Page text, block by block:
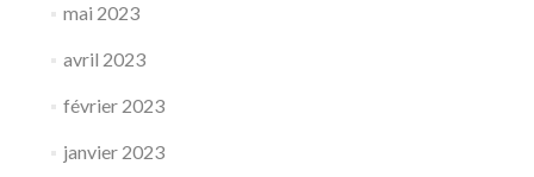
mai 2023
avril 2023
février 2023
janvier 2023